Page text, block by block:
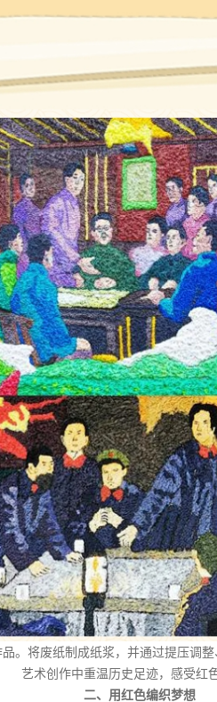
。将废纸制成纸浆，并通过提压调
艺术创作中重温历史足迹，感受红
二、用红色编织梦想